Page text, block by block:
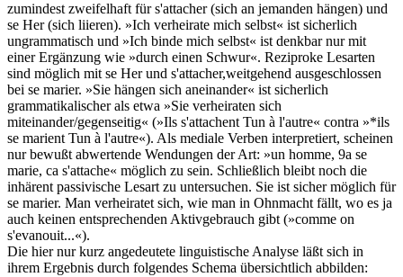
zumindest zweifelhaft für s'attacher (sich an jemanden hängen) und
se Her (sich liieren). »Ich verheirate mich selbst« ist sicherlich
ungrammatisch und »Ich binde mich selbst« ist denkbar nur mit
einer Ergänzung wie »durch einen Schwur«. Reziproke Lesarten
sind möglich mit se Her und s'attacher,weitgehend ausgeschlossen
bei se marier. »Sie hängen sich aneinander« ist sicherlich
grammatikalischer als etwa »Sie verheiraten sich
miteinander/gegenseitig« (»Ils s'attachent Tun à l'autre« contra »*ils
se marient Tun à l'autre«). Als mediale Verben interpretiert, scheinen
nur bewußt abwertende Wendungen der Art: »un homme, 9a se
marie, ca s'attache« möglich zu sein. Schließlich bleibt noch die
inhärent passivische Lesart zu untersuchen. Sie ist sicher möglich für
se marier. Man verheiratet sich, wie man in Ohnmacht fällt, wo es ja
auch keinen entsprechenden Aktivgebrauch gibt (»comme on
s'evanouit...«).
Die hier nur kurz angedeutete linguistische Analyse läßt sich in
ihrem Ergebnis durch folgendes Schema übersichtlich abbilden: